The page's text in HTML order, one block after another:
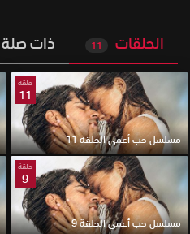
الحلقات 11 ذات صلة
حلقة
11
مسلسل حب أعمى الحلقة 11
حلقة
9
مسلسل حب أعمى الحلقة 9